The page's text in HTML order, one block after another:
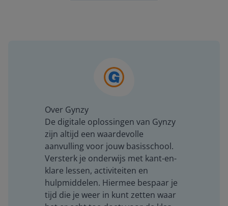
Over Gynzy
De digitale oplossingen van Gynzy
zijn altijd een waardevolle
aanvulling voor jouw basisschool.
Versterk je onderwijs met kant-en-
klare lessen, activiteiten en
hulpmiddelen. Hiermee bespaar je
tijd die je weer in kunt zetten waar